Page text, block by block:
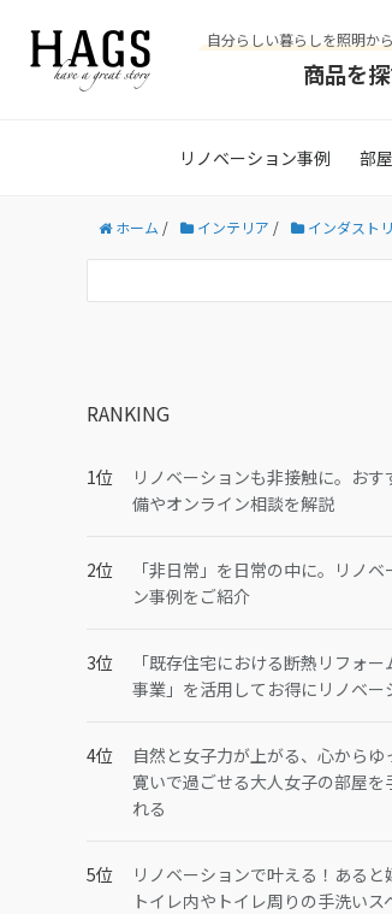
自分らしい暮らしを照明か
商品を
リノベーション事例 部
ホーム / インテリア / インダスト
RANKING
リノベーションも非接触に。おす
備やオンライン相談を解説
「非日常」を日常の中に。リノベ
ン事例をご紹介
「既存住宅における断熱リフォー
事業」を活用してお得にリノベー
自然と女子力が上がる、心からゆ
寛いで過ごせる大人女子の部屋を
れる
リノベーションで叶える！あると
トイレ内やトイレ周りの手洗いス